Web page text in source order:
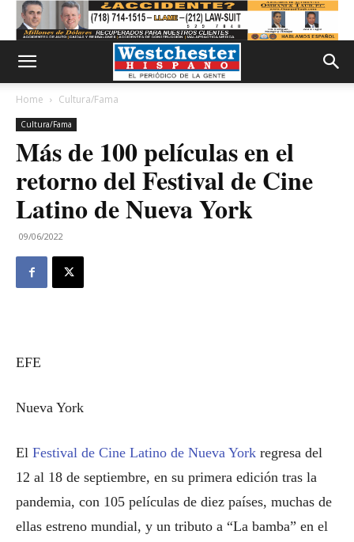
Home Cultura/Fama
Cultura/Fama
Más de 100 películas en el
retorno del Festival de Cine
Latino de Nueva York
09/06/2022
EFE
Nueva York
El Festival de Cine Latino de Nueva York regresa del
12 al 18 de septiembre, en su primera edición tras la
pandemia, con 105 películas de diez países, muchas de
ellas estreno mundial, y un tributo a “La bamba” en el